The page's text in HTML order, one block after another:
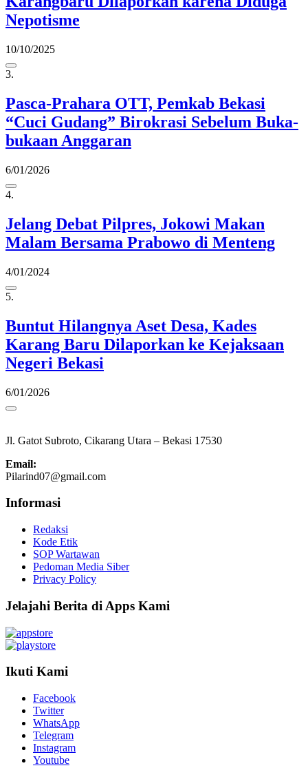
Nepotisme
10/10/2025
3.
Pasca-Prahara OTT, Pemkab Bekasi
“Cuci Gudang” Birokrasi Sebelum Buka-
bukaan Anggaran
6/01/2026
4.
Jelang Debat Pilpres, Jokowi Makan
Malam Bersama Prabowo di Menteng
4/01/2024
5.
Buntut Hilangnya Aset Desa, Kades
Karang Baru Dilaporkan ke Kejaksaan
Negeri Bekasi
6/01/2026
Jl. Gatot Subroto, Cikarang Utara – Bekasi 17530
Email:
Pilarind07@gmail.com
Informasi
Redaksi
Kode Etik
SOP Wartawan
Pedoman Media Siber
Privacy Policy
Jelajahi Berita di Apps Kami
Ikuti Kami
Facebook
Twitter
WhatsApp
Telegram
Instagram
Youtube